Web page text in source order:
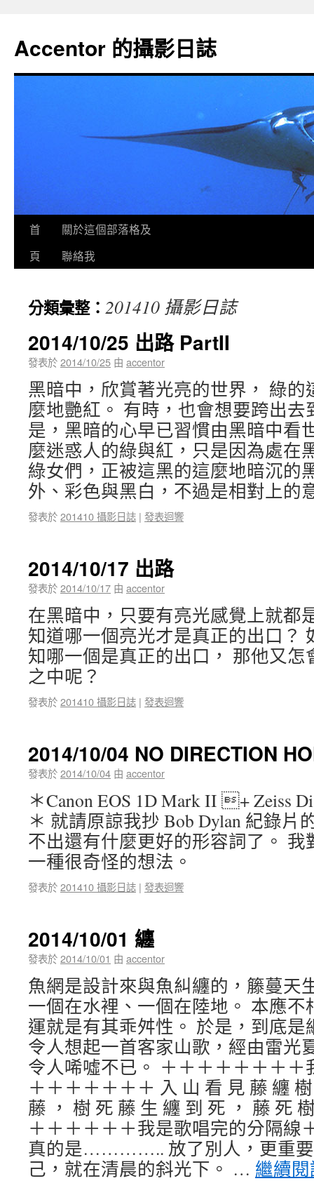
Accentor 的攝影日誌
首
頁
關於這個部落格及
聯絡我
分類彙整： 201410 攝影日誌
2014/10/25 出路 PartII
發表於2014/10/25 由 accentor
黑暗中，欣賞著光亮的世界， 綠的
麼地艷紅。 有時，也會想要跨出去
是，黑暗的心早已習慣由黑暗中看
麼迷惑人的綠與紅，只是因為處在
綠女們，正被這黑的這麼地暗沉的
外、彩色與黑白，不過是相對上
發表於201410 攝影日誌 | 發表迴響
2014/10/17 出路
發表於2014/10/17 由 accentor
在黑暗中，只要有亮光感覺上就都
知道哪一個亮光才是真正的出口？
知哪一個是真正的出口， 那他又
之中呢？
發表於201410 攝影日誌 | 發表迴響
2014/10/04 NO DIRECTION
發表於2014/10/04 由 accentor
＊Canon EOS 1D Mark II + Zeiss
＊ 就請原諒我抄 Bob Dylan 紀錄
不出還有什麼更好的形容詞了。
一種很奇怪的想法。
發表於201410 攝影日誌 | 發表迴響
2014/10/01 纏
發表於2014/10/01 由 accentor
魚網是設計來與魚糾纏的，籐蔓天
一個在水裡、一個在陸地。 本應
運就是有其乖舛性。 於是，到底
令人想起一首客家山歌，經由雷光
令人唏噓不已。 ＋＋＋＋＋＋＋
＋＋＋＋＋＋＋ 入 山 看 見 藤 纏
藤 ， 樹 死 藤 生 纏 到 死 ， 藤 死
＋＋＋＋＋＋我是歌唱完的分隔線
真的是………….. 放了別人，更重要
己，就在清晨的斜光下。 … 繼續